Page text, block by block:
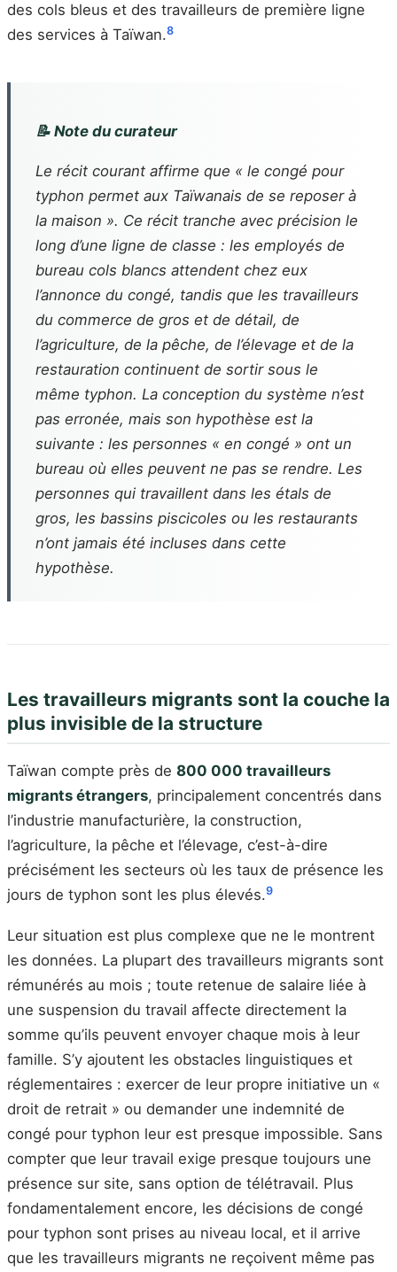
des cols bleus et des travailleurs de première ligne
des services à Taïwan.8
📝 Note du curateur
Le récit courant affirme que « le congé pour
typhon permet aux Taïwanais de se reposer à
la maison ». Ce récit tranche avec précision le
long d’une ligne de classe : les employés de
bureau cols blancs attendent chez eux
l’annonce du congé, tandis que les travailleurs
du commerce de gros et de détail, de
l’agriculture, de la pêche, de l’élevage et de la
restauration continuent de sortir sous le
même typhon. La conception du système n’est
pas erronée, mais son hypothèse est la
suivante : les personnes « en congé » ont un
bureau où elles peuvent ne pas se rendre. Les
personnes qui travaillent dans les étals de
gros, les bassins piscicoles ou les restaurants
n’ont jamais été incluses dans cette
hypothèse.
Les travailleurs migrants sont la couche la
plus invisible de la structure
Taïwan compte près de 800 000 travailleurs
migrants étrangers, principalement concentrés dans
l’industrie manufacturière, la construction,
l’agriculture, la pêche et l’élevage, c’est-à-dire
précisément les secteurs où les taux de présence les
jours de typhon sont les plus élevés.9
Leur situation est plus complexe que ne le montrent
les données. La plupart des travailleurs migrants sont
rémunérés au mois ; toute retenue de salaire liée à
une suspension du travail affecte directement la
somme qu’ils peuvent envoyer chaque mois à leur
famille. S’y ajoutent les obstacles linguistiques et
réglementaires : exercer de leur propre initiative un «
droit de retrait » ou demander une indemnité de
congé pour typhon leur est presque impossible. Sans
compter que leur travail exige presque toujours une
présence sur site, sans option de télétravail. Plus
fondamentalement encore, les décisions de congé
pour typhon sont prises au niveau local, et il arrive
que les travailleurs migrants ne reçoivent même pas